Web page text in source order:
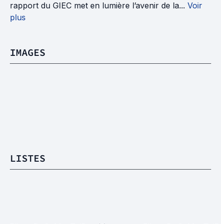
rapport du GIEC met en lumière l’avenir de la... Voir
plus
IMAGES
LISTES